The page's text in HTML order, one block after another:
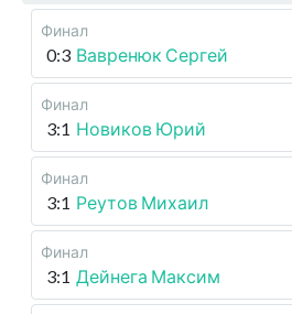
Финал
0:3 Вавренюк Сергей
Финал
3:1 Новиков Юрий
Финал
3:1 Реутов Михаил
Финал
3:1 Дейнега Максим